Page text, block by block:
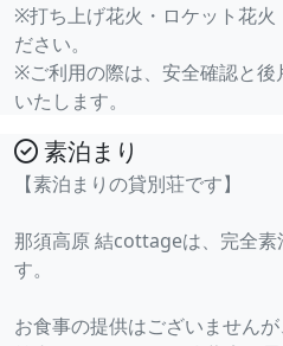
※打ち上げ花火・ロケット花火
ださい。
※ご利用の際は、安全確認と
いたします。
素泊まり
【素泊まりの貸別荘です】
那須高原 結cottageは、完全
す。
お食事の提供はございませんが